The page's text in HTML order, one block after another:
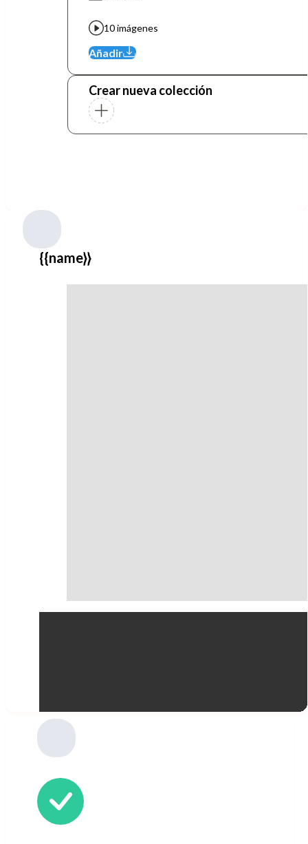
10 imágenes
Añadir
Crear nueva colección
{{name}}